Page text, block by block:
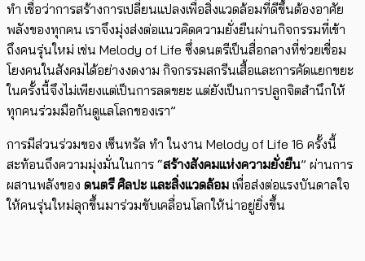
ทำ เชื่อว่าการสร้างการเปลี่ยนแปลงเพื่อสิ่งแวดล้อมที่ดีขึ้นต้องอาศัย
พลังของทุกคน เราจึงมุ่งส่งต่อแนวคิดความยั่งยืนผ่านกิจกรรมที่เข้า
ถึงคนรุ่นใหม่ เช่น Melody of Life ซึ่งดนตรีเป็นสื่อกลางที่ช่วยเชื่อม
โยงคนในสังคมได้อย่างงดงาม กิจกรรมสกรีนเสื้อและการคัดแยกขยะ
ในครั้งนี้จึงไม่เพียงแต่เป็นการลดขยะ แต่ยังเป็นการปลูกจิตสำนึกให้
ทุกคนร่วมมือกันดูแลโลกของเรา”
การมีส่วนร่วมของ เซ็นทรัล ทำ ในงาน Melody of Life 16 ครั้งนี้
สะท้อนถึงความมุ่งมั่นในการ “สร้างสังคมแห่งความยั่งยืน” ผ่านการ
ผสานพลังของ ดนตรี ศิลปะ และสิ่งแวดล้อม เพื่อส่งต่อแรงบันดาลใจ
ให้คนรุ่นใหม่ลุกขึ้นมาร่วมขับเคลื่อนโลกให้น่าอยู่ยิ่งขึ้น